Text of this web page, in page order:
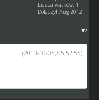
Liczba wątków: 1
Dołączył: Aug 2012
#7
(2013-10-05, 05:52:55)